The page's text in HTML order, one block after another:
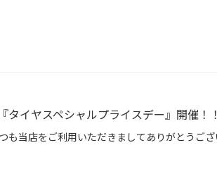
タイヤスペシャルプライスデー』開催！！